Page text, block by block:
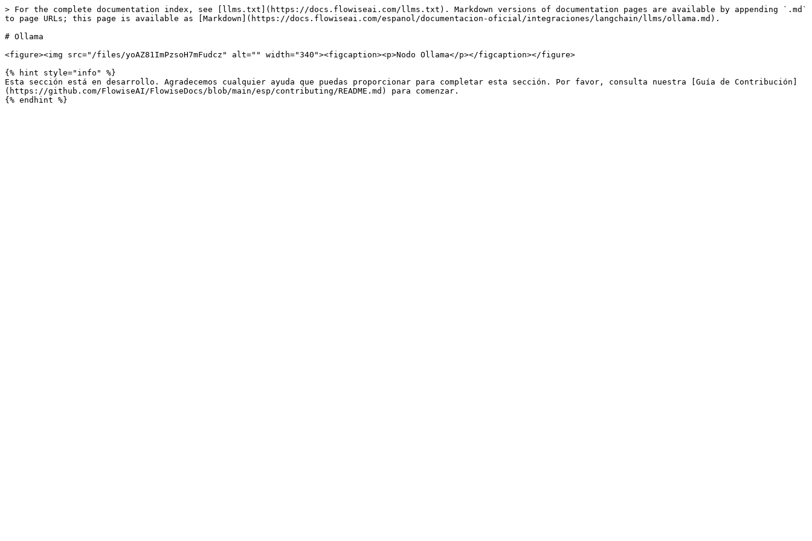
> For the complete documentation index, see [llms.txt](https://docs.flowiseai.com/llms.txt). Markdown versions of documentation pages are available by appending `.md`
to page URLs; this page is available as [Markdown](https://docs.flowiseai.com/espanol/documentacion-oficial/integraciones/langchain/llms/ollama.md).
# Ollama
<figure><img src="/files/yoAZ81ImPzsoH7mFudcz" alt="" width="340"><figcaption><p>Nodo Ollama</p></figcaption></figure>
{% hint style="info" %}
Esta sección está en desarrollo. Agradecemos cualquier ayuda que puedas proporcionar para completar esta sección. Por favor, consulta nuestra [Guía de Contribución]
(https://github.com/FlowiseAI/FlowiseDocs/blob/main/esp/contributing/README.md) para comenzar.